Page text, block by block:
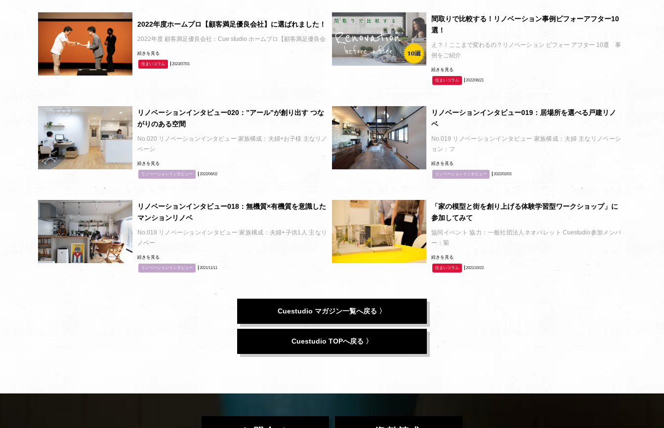
2022年度ホームプロ【顧客満足優良会社】に選ばれました！
2022年度 顧客満足優良会社：Cue studio ホームプロ【顧客満足優良会
続きを見る
住まいコラム ┃2023/07/01
間取りで比較する！リノベーション事例ビフォーアフター10
選！
え？！ここまで変わるの？リノベーション ビフォー アフター 10選 事
例をご紹介
続きを見る
住まいコラム ┃2022/06/21
リノベーションインタビュー020：”アール”が創り出す つな
がりのある空間
No.020 リノベーションインタビュー 家族構成：夫婦+お子様 主なリノ
ベーシ
続きを見る
リノベーションインタビュー ┃2022/06/02
リノベーションインタビュー019：居場所を選べる戸建リノ
ベ
No.019 リノベーションインタビュー 家族構成：夫婦 主なリノベーシ
ョン：フ
続きを見る
リノベーションインタビュー ┃2022/02/03
リノベーションインタビュー018：無機質×有機質を意識した
マンションリノベ
No.018 リノベーションインタビュー 家族構成：夫婦+子供1人 主なリ
ノベー
続きを見る
リノベーションインタビュー ┃2021/11/11
「家の模型と街を創り上げる体験学習型ワークショップ」に
参加してみて
協同イベント 協力：一般社団法人ネオパレット Cuestudio参加メンバ
ー：菊
続きを見る
住まいコラム ┃2021/10/22
Cuestudio マガジン一覧へ戻る 〉
Cuestudio TOPへ戻る 〉